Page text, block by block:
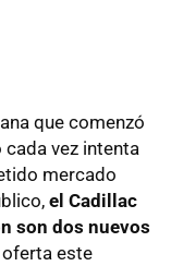
que comenzó
vez intenta
mercado
el Cadillac
son dos nuevos
este